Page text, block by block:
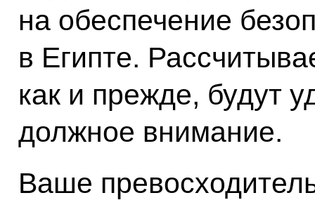
на обеспечение
в Египте.
как и прежде, будут
должное внимание.
Ваше